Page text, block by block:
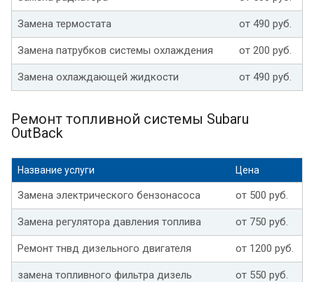
Замена термостата от 490 руб.
Замена патрубков системы охлаждения от 200 руб.
Замена охлаждающей жидкости от 490 руб.
Ремонт топливной системы Subaru
OutBack
Название услуги Цена
Замена электрического бензонасоса от 500 руб.
Замена регулятора давления топлива от 750 руб.
Ремонт тнвд дизельного двигателя от 1200 руб.
замена топливного фильтра дизель от 550 руб.